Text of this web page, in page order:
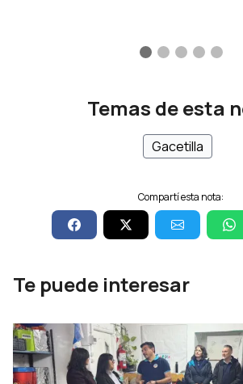
Temas de esta
Gacetilla
Compartí esta nota:
Te puede interesar